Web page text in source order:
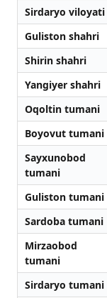
Sirdaryo viloyati
Guliston shahri
Shirin shahri
Yangiyer shahri
Oqoltin tumani
Boyovut tumani
Sayxunobod
tumani
Guliston tumani
Sardoba tumani
Mirzaobod
tumani
Sirdaryo tumani